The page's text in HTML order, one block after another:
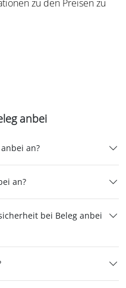
zu den Preisen zu
anbei
an?
an?
bei Beleg anbei